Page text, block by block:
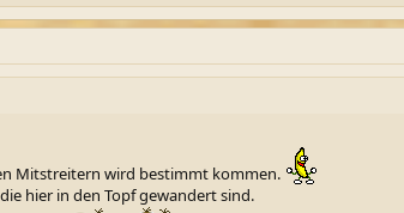
Mitstreitern wird bestimmt kommen.
hier in den Topf gewandert sind.